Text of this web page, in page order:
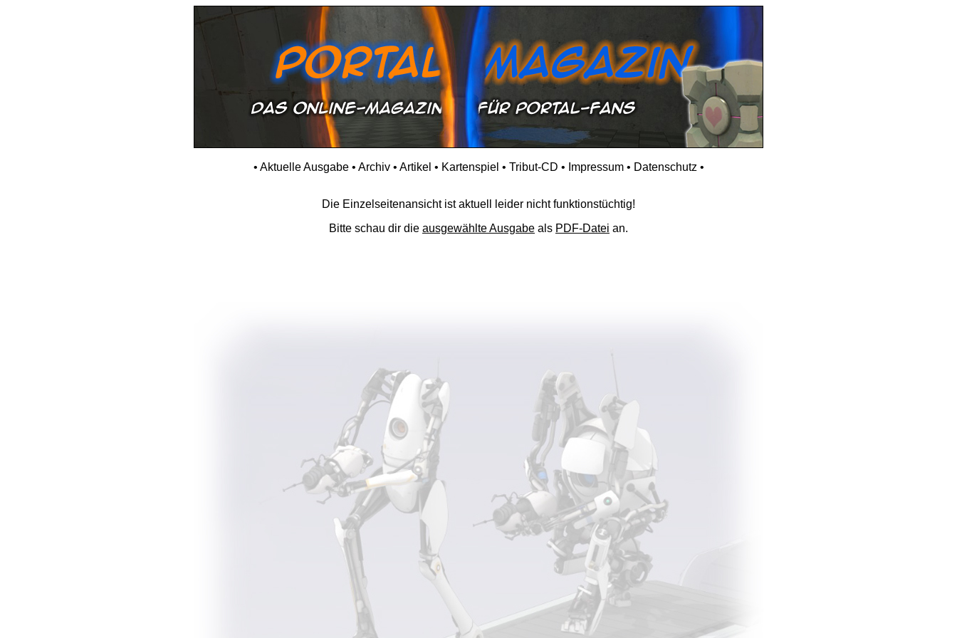
• Aktuelle Ausgabe• Archiv• Artikel • Kartenspiel • Tribut-CD • Impressum• Datenschutz •
Die Einzelseitenansicht ist aktuell leider nicht funktionstüchtig!
Bitte schau dir die ausgewählte Ausgabe als PDF-Datei an.